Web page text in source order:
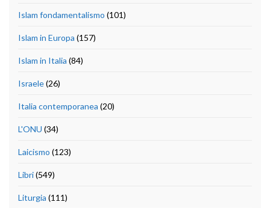
Islam fondamentalismo (101)
Islam in Europa (157)
Islam in Italia (84)
Israele(26)
Italia contemporanea (20)
L'ONU (34)
Laicismo (123)
Libri(549)
Liturgia (111)